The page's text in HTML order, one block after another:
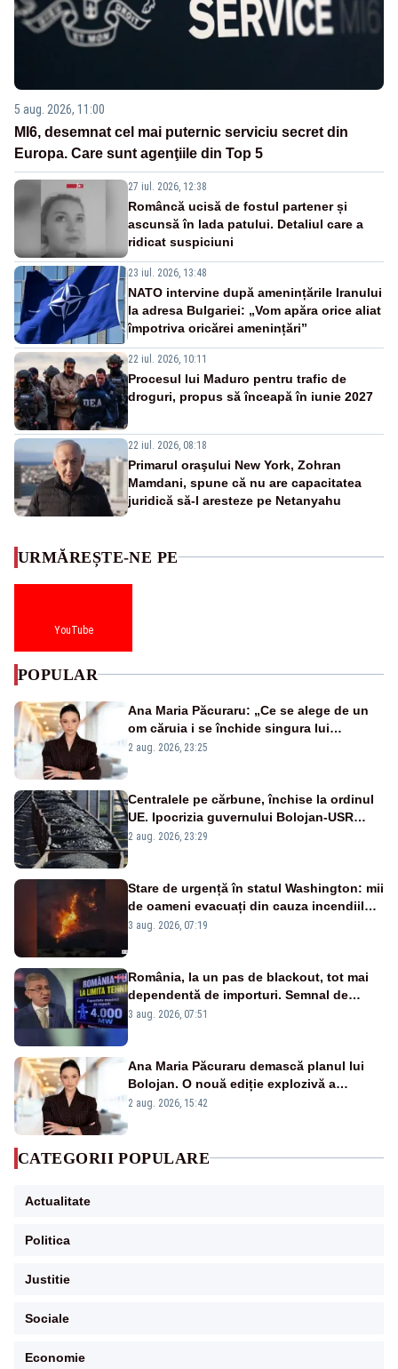
5 aug. 2026, 11:00
MI6, desemnat cel mai puternic serviciu secret din
Europa. Care sunt agenţiile din Top 5
27 iul. 2026, 12:38
Româncă ucisă de fostul partener și
ascunsă în lada patului. Detaliul care a
ridicat suspiciuni
23 iul. 2026, 13:48
NATO intervine după amenințările Iranului
la adresa Bulgariei: „Vom apăra orice aliat
împotriva oricărei amenințări”
22 iul. 2026, 10:11
Procesul lui Maduro pentru trafic de
droguri, propus să înceapă în iunie 2027
22 iul. 2026, 08:18
Primarul oraşului New York, Zohran
Mamdani, spune că nu are capacitatea
juridică să-l aresteze pe Netanyahu
URMĂREȘTE-NE PE
YouTube
POPULAR
Ana Maria Păcuraru: „Ce se alege de un
om căruia i se închide singura lui
portiță?”
2 aug. 2026, 23:25
Centralele pe cărbune, închise la ordinul
UE. Ipocrizia guvernului Bolojan-USR
după starea de alertă
2 aug. 2026, 23:29
Stare de urgență în statul Washington: mii
de oameni evacuați din cauza incendiilor
puternice de vegetație
3 aug. 2026, 07:19
România, la un pas de blackout, tot mai
dependentă de importuri. Semnal de
alarmă tras de un expert în energie
3 aug. 2026, 07:51
Ana Maria Păcuraru demască planul lui
Bolojan. O nouă ediție explozivă a
emisiunii „Miza Zilei” la Realitatea PLUS
2 aug. 2026, 15:42
CATEGORII POPULARE
Actualitate
Politica
Justitie
Sociale
Economie